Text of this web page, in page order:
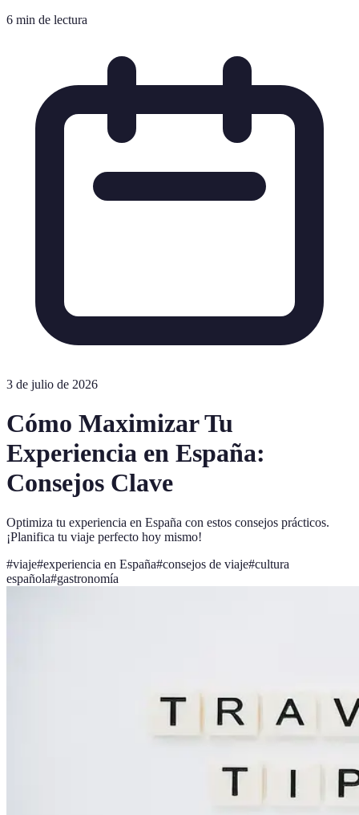
6 min de lectura
3 de julio de 2026
Cómo Maximizar Tu
Experiencia en España:
Consejos Clave
Optimiza tu experiencia en España con estos consejos prácticos.
¡Planifica tu viaje perfecto hoy mismo!
#viaje#experiencia en España#consejos de viaje#cultura
española#gastronomía